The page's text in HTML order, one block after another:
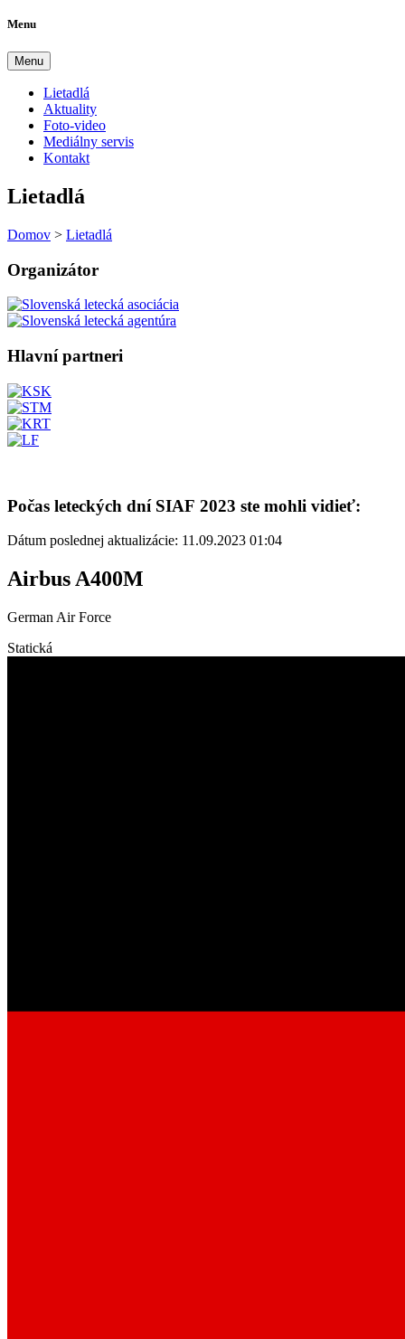
Menu
Menu
Lietadlá
Aktuality
Foto-video
Mediálny servis
Kontakt
Lietadlá
Domov > Lietadlá
Organizátor
Hlavní partneri
Počas leteckých dní SIAF 2023 ste mohli vidieť:
Dátum poslednej aktualizácie: 11.09.2023 01:04
Airbus A400M
German Air Force
Statická